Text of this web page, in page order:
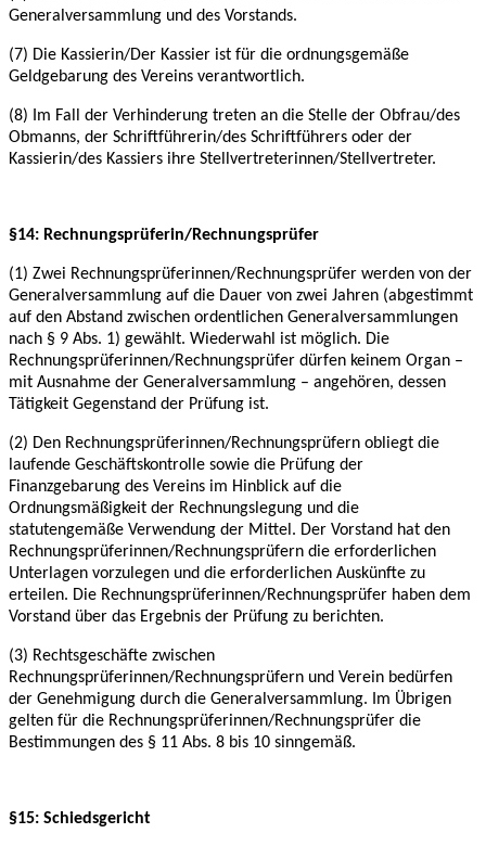
Generalversammlung und des Vorstands.
(7) Die Kassierin/Der Kassier ist für die ordnungsgemäße
Geldgebarung des Vereins verantwortlich.
(8) Im Fall der Verhinderung treten an die Stelle der Obfrau/des
Obmanns, der Schriftführerin/des Schriftführers oder der
Kassierin/des Kassiers ihre Stellvertreterinnen/Stellvertreter.
§14: Rechnungsprüferin/Rechnungsprüfer
(1) Zwei Rechnungsprüferinnen/Rechnungsprüfer werden von der
Generalversammlung auf die Dauer von zwei Jahren (abgestimmt
auf den Abstand zwischen ordentlichen Generalversammlungen
nach § 9 Abs. 1) gewählt. Wiederwahl ist möglich. Die
Rechnungsprüferinnen/Rechnungsprüfer dürfen keinem Organ –
mit Ausnahme der Generalversammlung – angehören, dessen
Tätigkeit Gegenstand der Prüfung ist.
(2) Den Rechnungsprüferinnen/Rechnungsprüfern obliegt die
laufende Geschäftskontrolle sowie die Prüfung der
Finanzgebarung des Vereins im Hinblick auf die
Ordnungsmäßigkeit der Rechnungslegung und die
statutengemäße Verwendung der Mittel. Der Vorstand hat den
Rechnungsprüferinnen/Rechnungsprüfern die erforderlichen
Unterlagen vorzulegen und die erforderlichen Auskünfte zu
erteilen. Die Rechnungsprüferinnen/Rechnungsprüfer haben dem
Vorstand über das Ergebnis der Prüfung zu berichten.
(3) Rechtsgeschäfte zwischen
Rechnungsprüferinnen/Rechnungsprüfern und Verein bedürfen
der Genehmigung durch die Generalversammlung. Im Übrigen
gelten für die Rechnungsprüferinnen/Rechnungsprüfer die
Bestimmungen des § 11 Abs. 8 bis 10 sinngemäß.
§15: Schiedsgericht